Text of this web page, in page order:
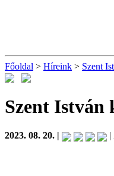
Főoldal > Híreink > Szent
Szent István
2023. 08. 20. | |